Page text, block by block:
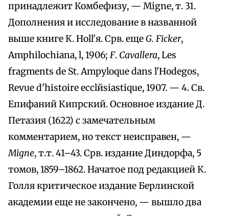
принадлежит Комбефизу, — Migne, т. 31.
Дополнения и исследование в названной
выше книге К. Ноll'я. Срв. ещеG. Ficker,
Amphilochiana, l, 1906; F. Cavallera, Les
fragments de St. Ampyloque dans l'Hodegos,
Revue d'histoire ecclйsiastique, 1907. — 4. Св.
Епифаний Кипрский. Основное издание Д.
Петазия (1622) с замечательным
комментарием, но текст неисправен, —
Міgпе, т.т. 41–43. Срв. издание Диндорфа, 5
томов, 1859–1862. Начатое под редакцией К.
Голля критическое издание Берлинской
академии еще не закончено, — вышло два